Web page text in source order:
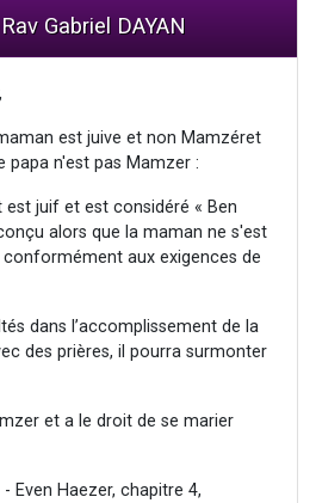
Gabriel DAYAN
est juive et non Mamzéret
papa n'est pas Mamzer :
est juif et est considéré « Ben
alors que la maman ne s'est
aux exigences de
dans l’accomplissement de la
des prières, il pourra surmonter
et a le droit de se marier
Even Haezer, chapitre 4,